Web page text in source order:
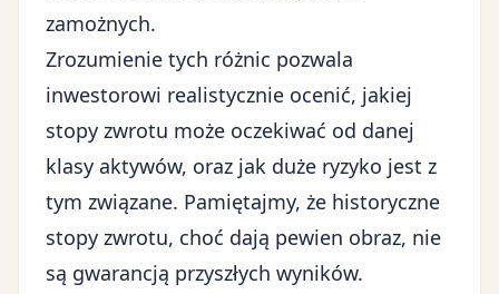
zamożnych.
Zrozumienie tych różnic pozwala
inwestorowi realistycznie ocenić, jakiej
stopy zwrotu może oczekiwać od danej
klasy aktywów, oraz jak duże ryzyko jest z
tym związane. Pamiętajmy, że historyczne
stopy zwrotu, choć dają pewien obraz, nie
są gwarancją przyszłych wyników.